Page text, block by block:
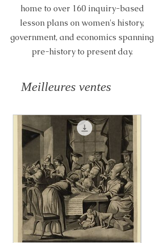
home to over 160 inquiry-based
lesson plans on women's history,
government, and economics spanning
pre-history to present day.
Meilleures ventes